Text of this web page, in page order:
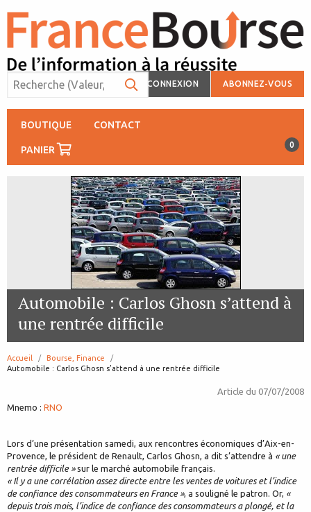
CONNEXION ABONNEZ-VOUS
BOUTIQUE CONTACT
PANIER 0
Automobile : Carlos Ghosn s’attend à
une rentrée difficile
Accueil
Bourse, Finance
page:
Automobile : Carlos Ghosn s’attend à une rentrée difficile
Article du 07/07/2008
Mnemo : RNO
Lors d’une présentation samedi, aux rencontres économiques d’Aix-en-
Provence, le président de Renault, Carlos Ghosn, a dit s’attendre à « une
rentrée difficile »sur le marché automobile français.
« Il y a une corrélation assez directe entre les ventes de voitures et l’indice
de confiance des consommateurs en France », a souligné le patron. Or, «
depuis trois mois, l’indice de confiance des consommateurs a plongé, et la